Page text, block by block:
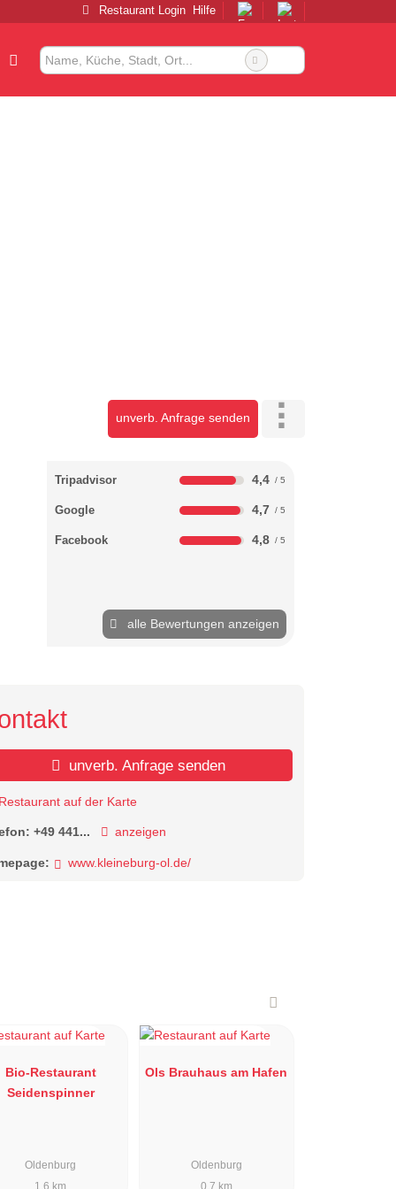
Restaurant Login Hilfe
unverb. Anfrage senden
Tripadvisor 4,4
Google 4,7
Facebook 4,8
alle Bewertungen anzeigen
unverb. Anfrage senden
Restaurant auf der Karte
+49 441... anzeigen
www.kleineburg-ol.de/
Bio-Restaurant
Seidenspinner
Oldenburg
Ols Brauhaus am Hafen
Oldenburg